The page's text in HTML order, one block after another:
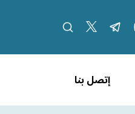
إتصل بنا